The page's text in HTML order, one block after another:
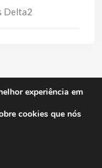
Delta2
Campos
experiência em
cookies que nós